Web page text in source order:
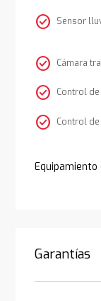
check_circle Sensor
check_circle Cámara
check_circle Control
check_circle Control
Garantías